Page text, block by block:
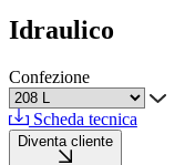
Idraulico
Confezione
Scheda tecnica
Diventa cliente